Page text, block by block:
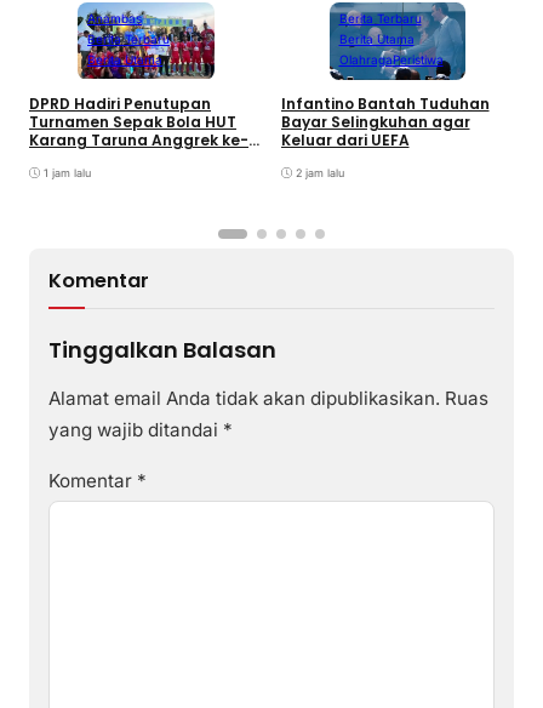
Anambas
Berita Terbaru
Berita Utama
DPRD Hadiri Penutupan
Turnamen Sepak Bola HUT
Karang Taruna Anggrek ke-
1 jam lalu
Berita Terbaru
Berita Utama
OlahragaPeristiwa
Infantino Bantah Tuduhan
Bayar Selingkuhan agar
Keluar dari UEFA
2 jam lalu
Komentar
Tinggalkan Balasan
Alamat email Anda tidak akan dipublikasikan. Ruas
yang wajib ditandai *
Komentar *